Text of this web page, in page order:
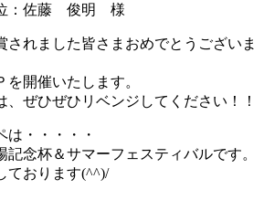
：佐藤 俊明 様
されました皆さまおめでとうございま
開催いたします。
、ぜひぜひリベンジしてください！！
は・・・・・
記念杯＆サマーフェスティバルです。
ております(^^)/